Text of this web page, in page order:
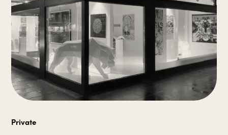
Private